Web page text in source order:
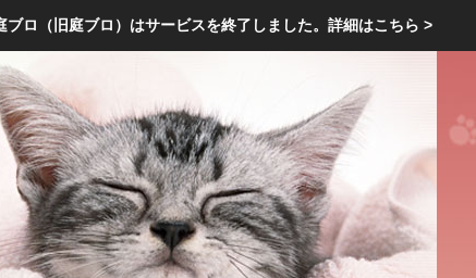
ロ（旧庭ブロ）はサービスを終了しました。 詳細はこちら >